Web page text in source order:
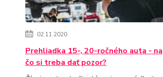
02.11.2020
Prehliadka 15-, 20-ročného auta - na
čo si treba dať pozor?